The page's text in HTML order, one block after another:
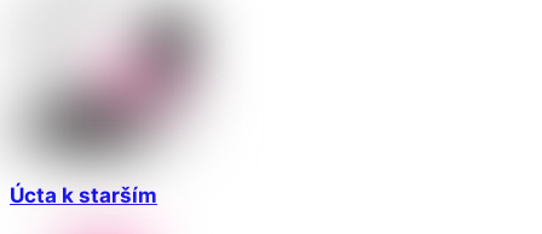
Úcta k starším